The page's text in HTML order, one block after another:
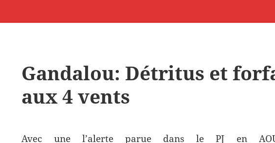
Gandalou: Détritus et
aux 4 vents
Avec une l’alerte parue dans le PJ en